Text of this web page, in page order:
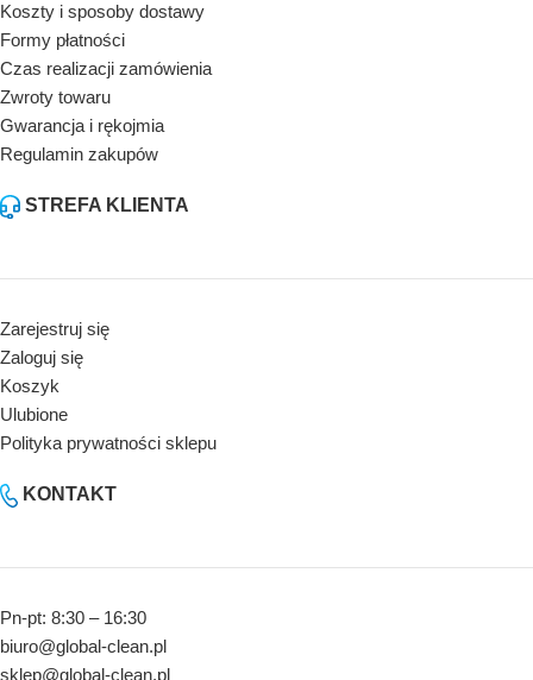
Koszty i sposoby dostawy
Formy płatności
Czas realizacji zamówienia
Zwroty towaru
Gwarancja i rękojmia
Regulamin zakupów
STREFA KLIENTA
Zarejestruj się
Zaloguj się
Koszyk
Ulubione
Polityka prywatności sklepu
KONTAKT
Pn-pt: 8:30 – 16:30
biuro@global-clean.pl
sklep@global-clean.pl